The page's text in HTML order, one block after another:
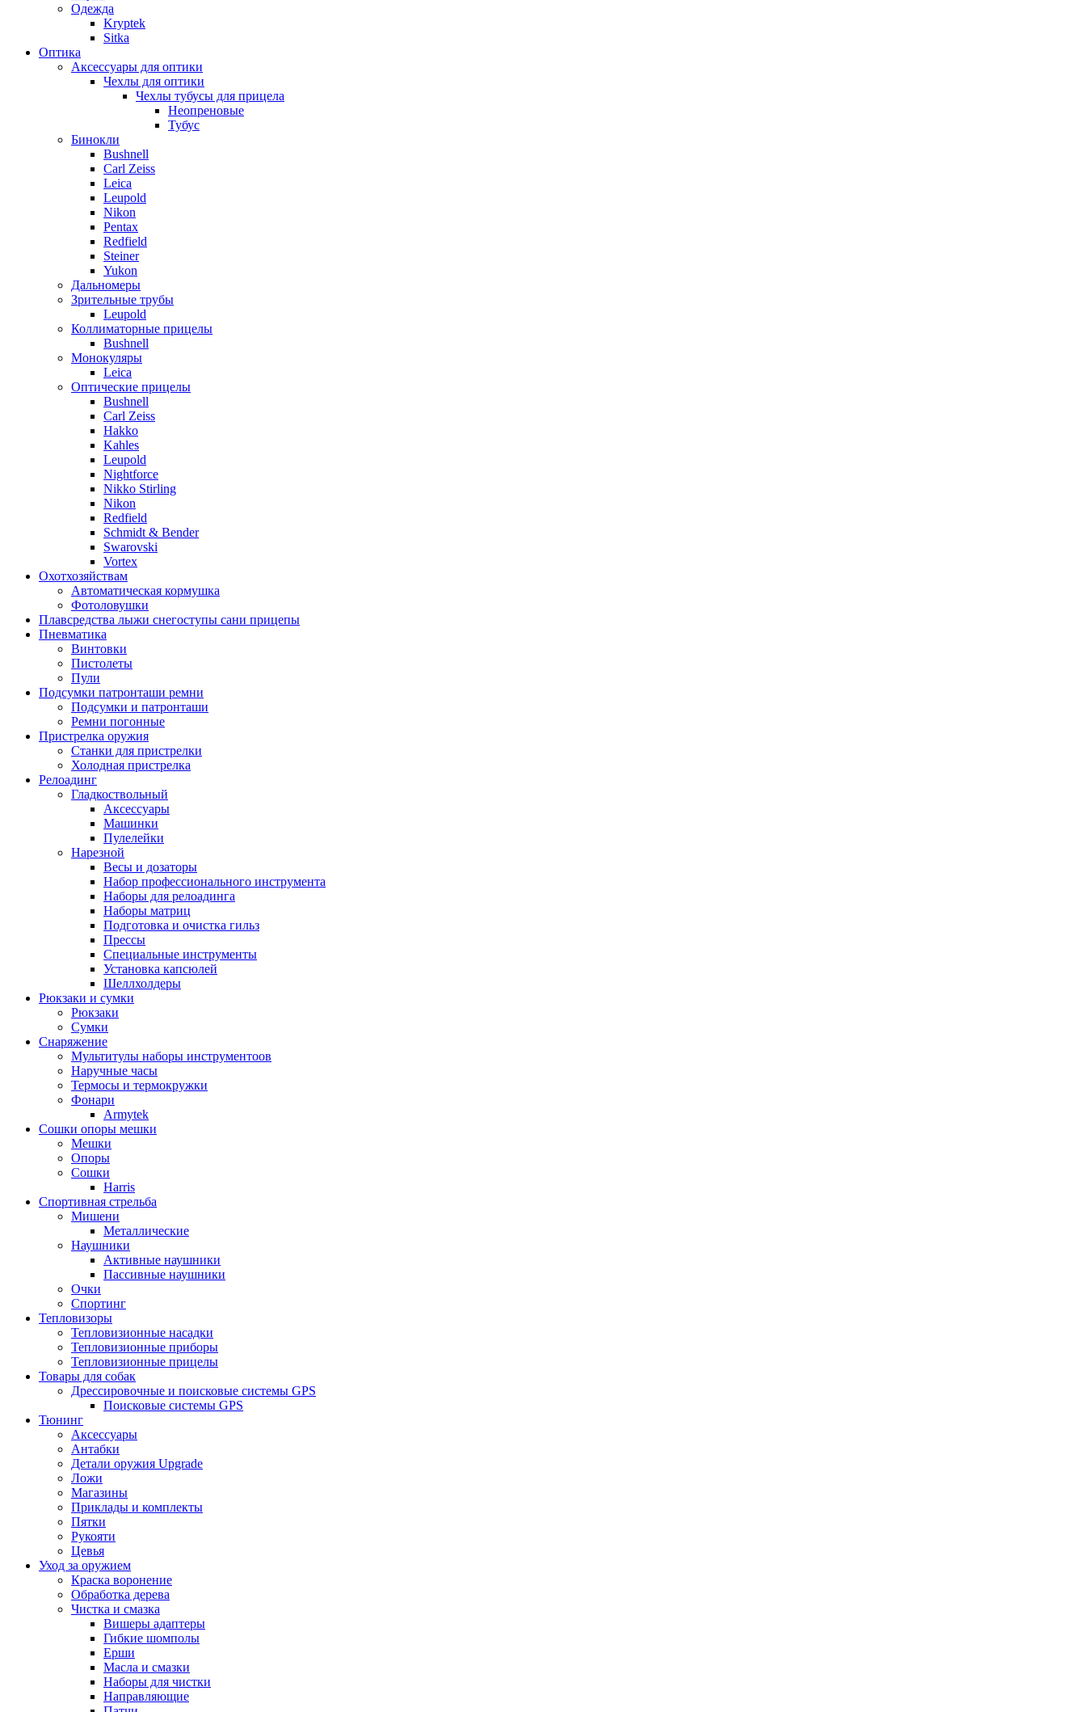
Одежда
Kryptek
Sitka
Оптика
Аксессуары для оптики
Чехлы для оптики
Чехлы тубусы для прицела
Неопреновые
Тубус
Бинокли
Bushnell
Carl Zeiss
Leica
Leupold
Nikon
Pentax
Redfield
Steiner
Yukon
Дальномеры
Зрительные трубы
Leupold
Коллиматорные прицелы
Bushnell
Монокуляры
Leica
Оптические прицелы
Bushnell
Carl Zeiss
Hakko
Kahles
Leupold
Nightforce
Nikko Stirling
Nikon
Redfield
Schmidt & Bender
Swarovski
Vortex
Охотхозяйствам
Автоматическая кормушка
Фотоловушки
Плавсредства лыжи снегоступы сани прицепы
Пневматика
Винтовки
Пистолеты
Пули
Подсумки патронташи ремни
Подсумки и патронташи
Ремни погонные
Пристрелка оружия
Станки для пристрелки
Холодная пристрелка
Релоадинг
Гладкоствольный
Аксессуары
Машинки
Пулелейки
Нарезной
Весы и дозаторы
Набор профессионального инструмента
Наборы для релоадинга
Наборы матриц
Подготовка и очистка гильз
Прессы
Специальные инструменты
Установка капсюлей
Шеллхолдеры
Рюкзаки и сумки
Рюкзаки
Сумки
Снаряжение
Мультитулы наборы инструментоов
Наручные часы
Термосы и термокружки
Фонари
Armytek
Сошки опоры мешки
Мешки
Опоры
Сошки
Harris
Спортивная стрельба
Мишени
Металлические
Наушники
Активные наушники
Пассивные наушники
Очки
Спортинг
Тепловизоры
Тепловизионные насадки
Тепловизионные приборы
Тепловизионные прицелы
Товары для собак
Дрессировочные и поисковые системы GPS
Поисковые системы GPS
Тюнинг
Аксессуары
Антабки
Детали оружия Upgrade
Ложи
Магазины
Приклады и комплекты
Пятки
Рукояти
Цевья
Уход за оружием
Краска воронение
Обработка дерева
Чистка и смазка
Вишеры адаптеры
Гибкие шомполы
Ерши
Масла и смазки
Наборы для чистки
Направляющие